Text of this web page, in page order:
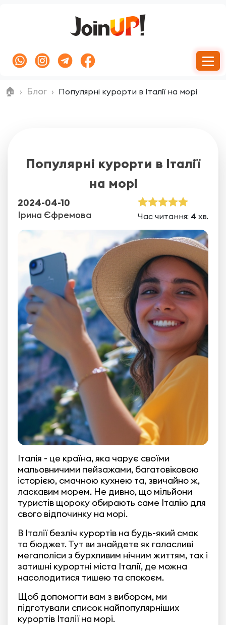
🏠 Блог Популярні курорти в Італії на морі
Популярні курорти в Італії
на морі
2024-04-10
Ірина Єфремова
Час читання: 4 хв.
Італія - це країна, яка чарує своїми
мальовничими пейзажами, багатовіковою
історією, смачною кухнею та, звичайно ж,
ласкавим морем. Не дивно, що мільйони
туристів щороку обирають саме Італію для
свого відпочинку на морі.
В Італії безліч курортів на будь-який смак
та бюджет. Тут ви знайдете як галасливі
мегаполіси з бурхливим нічним життям, так і
затишні курортні міста Італії, де можна
насолодитися тишею та спокоєм.
Щоб допомогти вам з вибором, ми
підготували список найпопулярніших
курортів Італії на морі.